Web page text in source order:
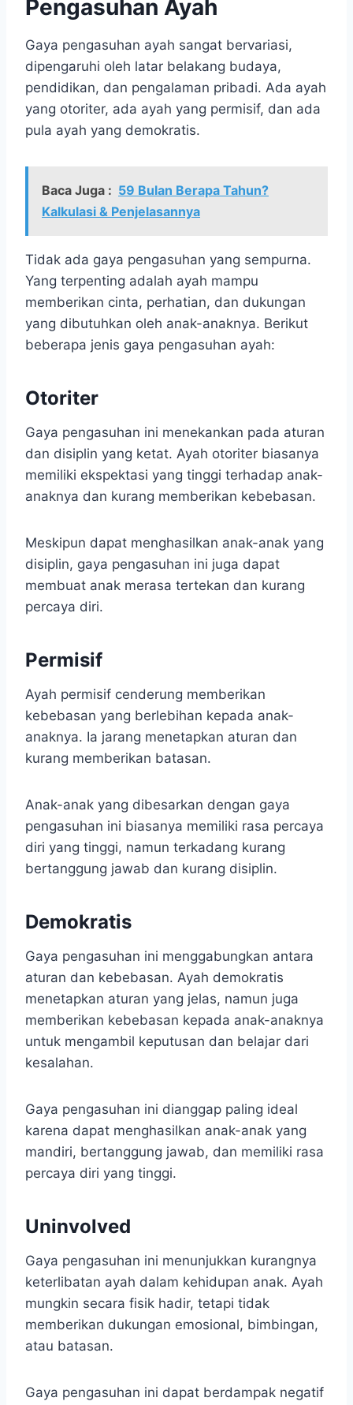
Pengasuhan Ayah
Gaya pengasuhan ayah sangat bervariasi,
dipengaruhi oleh latar belakang budaya,
pendidikan, dan pengalaman pribadi. Ada ayah
yang otoriter, ada ayah yang permisif, dan ada
pula ayah yang demokratis.
Baca Juga : 59 Bulan Berapa Tahun?
Kalkulasi & Penjelasannya
Tidak ada gaya pengasuhan yang sempurna.
Yang terpenting adalah ayah mampu
memberikan cinta, perhatian, dan dukungan
yang dibutuhkan oleh anak-anaknya. Berikut
beberapa jenis gaya pengasuhan ayah:
Otoriter
Gaya pengasuhan ini menekankan pada aturan
dan disiplin yang ketat. Ayah otoriter biasanya
memiliki ekspektasi yang tinggi terhadap anak-
anaknya dan kurang memberikan kebebasan.
Meskipun dapat menghasilkan anak-anak yang
disiplin, gaya pengasuhan ini juga dapat
membuat anak merasa tertekan dan kurang
percaya diri.
Permisif
Ayah permisif cenderung memberikan
kebebasan yang berlebihan kepada anak-
anaknya. Ia jarang menetapkan aturan dan
kurang memberikan batasan.
Anak-anak yang dibesarkan dengan gaya
pengasuhan ini biasanya memiliki rasa percaya
diri yang tinggi, namun terkadang kurang
bertanggung jawab dan kurang disiplin.
Demokratis
Gaya pengasuhan ini menggabungkan antara
aturan dan kebebasan. Ayah demokratis
menetapkan aturan yang jelas, namun juga
memberikan kebebasan kepada anak-anaknya
untuk mengambil keputusan dan belajar dari
kesalahan.
Gaya pengasuhan ini dianggap paling ideal
karena dapat menghasilkan anak-anak yang
mandiri, bertanggung jawab, dan memiliki rasa
percaya diri yang tinggi.
Uninvolved
Gaya pengasuhan ini menunjukkan kurangnya
keterlibatan ayah dalam kehidupan anak. Ayah
mungkin secara fisik hadir, tetapi tidak
memberikan dukungan emosional, bimbingan,
atau batasan.
Gaya pengasuhan ini dapat berdampak negatif